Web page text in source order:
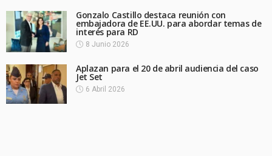
Gonzalo Castillo destaca reunión con
embajadora de EE.UU. para abordar temas de
interés para RD
8 Junio 2026
Aplazan para el 20 de abril audiencia del caso
Jet Set
6 Abril 2026